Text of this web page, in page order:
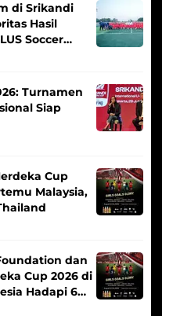
di Srikandi
Hasil
Soccer
Turnamen
Siap
Cup
Malaysia,
dan
Cup 2026 di
Hadapi 6